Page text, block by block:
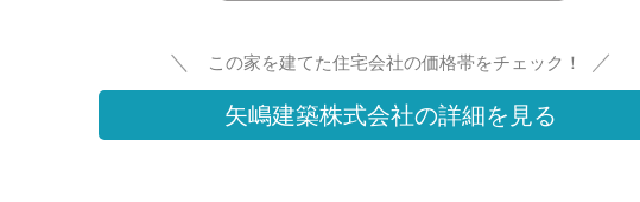
＼ この家を建てた住宅会社の価格帯をチェック！ ／
矢嶋建築株式会社の詳細を見る